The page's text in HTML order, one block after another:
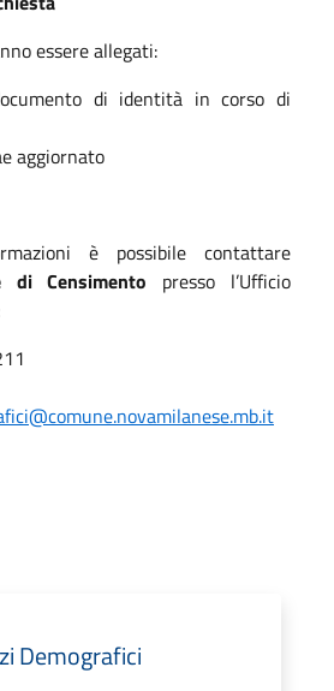
essere allegati:
di identità in corso di
aggiornato
è possibile contattare
di Censimento presso l’Ufficio
Demografici